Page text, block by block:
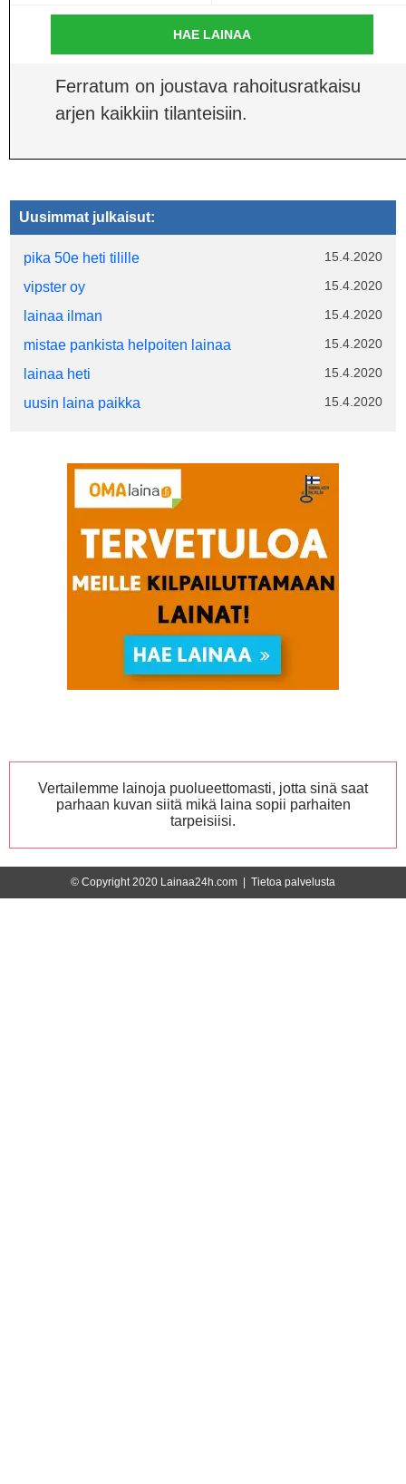
HAE LAINAA
Ferratum on joustava rahoitusratkaisu
arjen kaikkiin tilanteisiin.
Uusimmat julkaisut:
pika 50e heti tilille 15.4.2020
vipster oy 15.4.2020
lainaa ilman 15.4.2020
mistae pankista helpoiten lainaa 15.4.2020
lainaa heti 15.4.2020
uusin laina paikka 15.4.2020
Vertailemme lainoja puolueettomasti, jotta sinä saat
parhaan kuvan siitä mikä laina sopii parhaiten
tarpeisiisi.
© Copyright 2020 Lainaa24h.com | Tietoa palvelusta